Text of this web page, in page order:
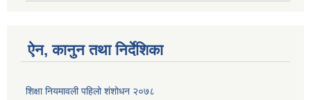
ऐन, कानुन तथा निर्देशिका
शिक्षा नियमावली पहिलो शंशोधन २०७८